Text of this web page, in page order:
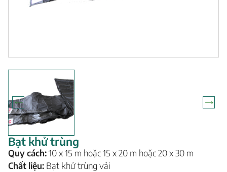
Bạt khử trùng
Quy cách:10 x 15 m hoặc 15 x 20 m hoặc 20 x 30 m
Chất liệu: Bạt khử trùng vải